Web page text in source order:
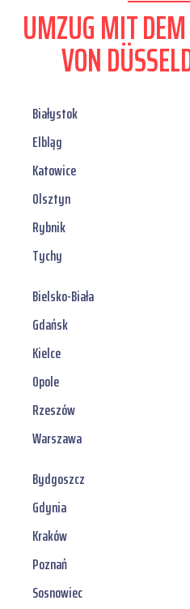
UMZUG MIT
VON
Białystok
Elbląg
Katowice
Olsztyn
Rybnik
Tychy
Bielsko-Biała
Gdańsk
Kielce
Opole
Rzeszów
Warszawa
Bydgoszcz
Gdynia
Kraków
Poznań
Sosnowiec